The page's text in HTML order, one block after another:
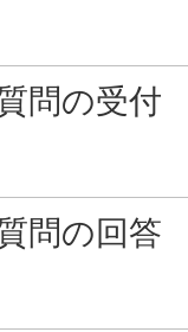
問の受付
問の回答